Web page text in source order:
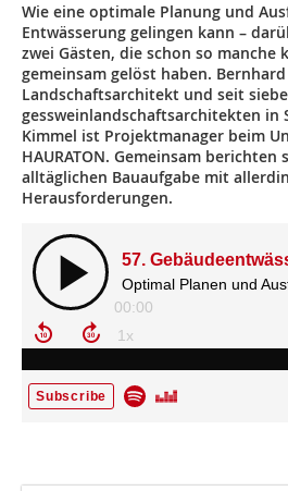
Wie eine optimale Planung und
Entwässerung gelingen kann –
zwei Gästen, die schon so manche
gemeinsam gelöst haben.
Landschaftsarchitekt und seit
gessweinlandschaftsarchitekten in
Kimmel ist Projektmanager beim
HAURATON. Gemeinsam berichten
alltäglichen Bauaufgabe mit
Herausforderungen.